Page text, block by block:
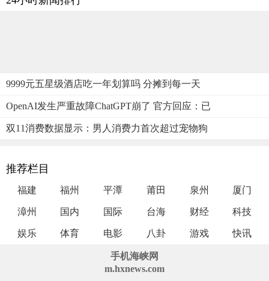
9999元五星级酒店吃一年划算吗 分摊到每一天
OpenAI发生严重故障ChatGPT崩了 官方回应：已
双11消费数据显示：男人消费力首次超过宠物狗
推荐栏目
福建 福州 平潭 莆田 泉州 厦门
漳州 国内 国际 台海 财经 科技
娱乐 体育 电影 八卦 游戏 快讯
手机海峡网
m.hxnews.com